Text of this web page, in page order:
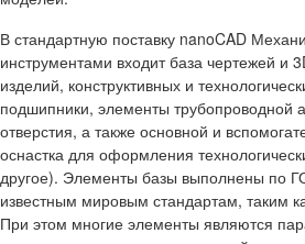
В стандартную поставку nanoCAD
инструментами входит база чертежей и
изделий, конструктивных и
подшипники, элементы трубопроводной
отверстия, а также основной и
оснастка для оформления
другое). Элементы базы выполнены по
известным мировым стандартам, таким
При этом многие элементы являются